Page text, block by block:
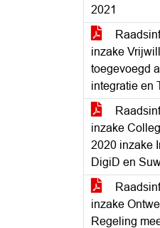
2021
inzake
toegevoegd
integratie en
inzake
2020 inzake
DigiD en
inzake
Regeling